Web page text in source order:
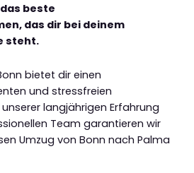
beste
das dir bei deinem
steht.
bietet dir einen
und stressfreien
unserer langjährigen Erfahrung
Team garantieren wir
Umzug von Bonn nach Palma